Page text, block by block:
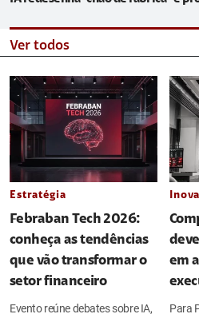
Ver todos
Estratégia
Febraban Tech 2026:
conheça as tendências
que vão transformar o
setor financeiro
Evento reúne debates sobre IA,
em
Para